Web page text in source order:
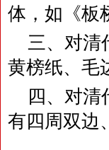
体，如《板
三、对清
黄榜纸、毛
四、对
有四周双边